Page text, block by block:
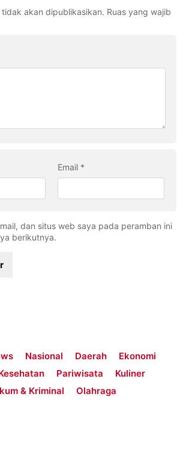
tidak akan dipublikasikan. Ruas yang wajib
Email *
dan situs web saya pada peramban ini
berikutnya.
Nasional Daerah
Ekonomi
Pariwisata
Kuliner
& Kriminal
Olahraga